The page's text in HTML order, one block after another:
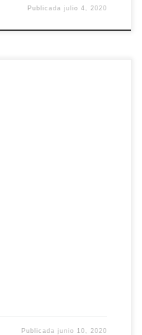
Publicadajulio 4, 2020
Publicadajunio 10, 2020